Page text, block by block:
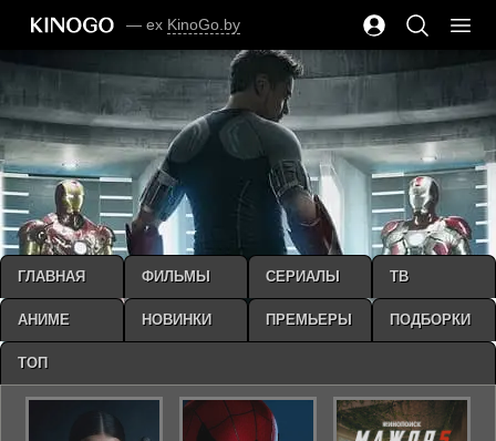
— ex KinoGo.by
ГЛАВНАЯ ФИЛЬМЫ СЕРИАЛЫ ТВ
АНИМЕ НОВИНКИ ПРЕМЬЕРЫ ПОДБОРКИ
ТОП